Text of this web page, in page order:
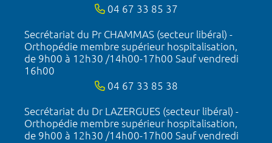
04 67 33 85 37
Secrétariat du Pr CHAMMAS (secteur libéral) -
Orthopédie membre supérieur hospitalisation,
de 9h00 à 12h30 /14h00-17h00 Sauf vendredi
16h00
04 67 33 85 38
Secrétariat du Dr LAZERGUES (secteur libéral) -
Orthopédie membre supérieur hospitalisation,
de 9h00 à 12h30 /14h00-17h00 Sauf vendredi